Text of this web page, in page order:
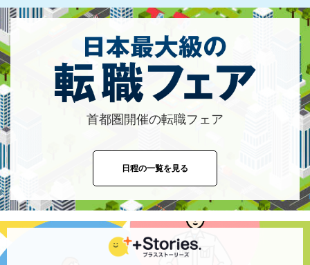
首都圏開催の転職フェア
日程の一覧を見る